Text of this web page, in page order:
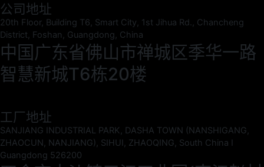
公司地址
20th Floor, Building T6, Smart City, 1st Jihua Rd., Chancheng
District, Foshan, Guangdong, China
中国广东省佛山市禅城区季华一路
智慧新城T6栋20楼
工厂地址
SANJIANG INDUSTRIAL PARK, DASHA TOWN (NANSHIGANG,
ZHAOCUN, NANJIANG), SIHUI, ZHAOQING, South China I
Guangdong 526200